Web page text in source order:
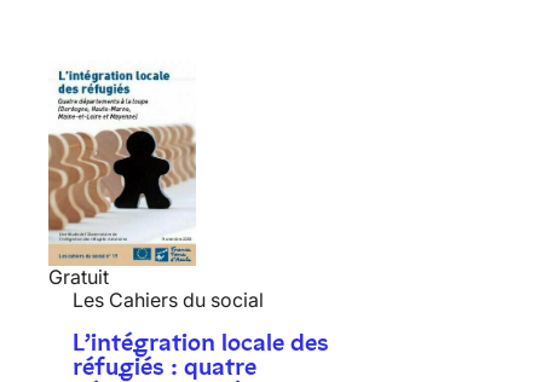
Gratuit
Les Cahiers du social
L’intégration locale des
réfugiés : quatre